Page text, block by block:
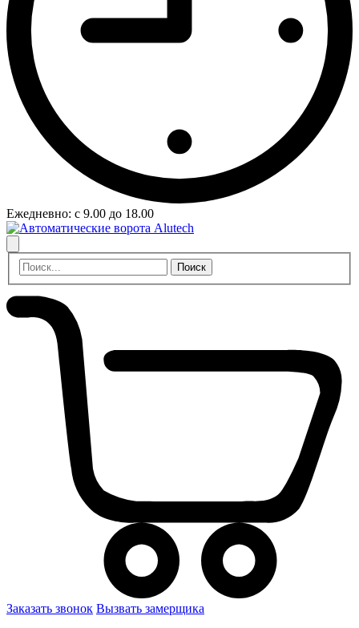
Ежедневно: с 9.00 до 18.00
Заказать звонок Вызвать замерщика